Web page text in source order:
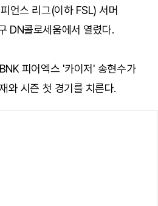
언스 리그(이하 FSL) 서머
DN콜로세움에서 열렸다.
피어엑스 '카이저' 송현수가
와 시즌 첫 경기를 치른다.